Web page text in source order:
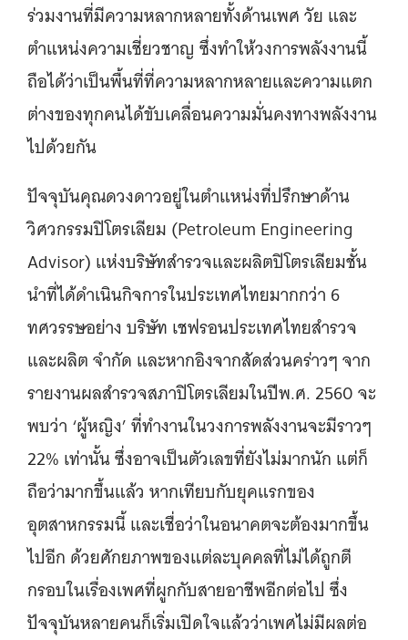
ร่วมงานที่มีความหลากหลายทั้งด้านเพศ วัย และ
ตำแหน่งความเชี่ยวชาญ ซึ่งทำให้วงการพลังงานนี้
ถือได้ว่าเป็นพื้นที่ที่ความหลากหลายและความแตก
ต่างของทุกคนได้ขับเคลื่อนความมั่นคงทางพลังงาน
ไปด้วยกัน
ปัจจุบันคุณดวงดาวอยู่ในตำแหน่งที่ปรึกษาด้าน
วิศวกรรมปิโตรเลียม (Petroleum Engineering
Advisor) แห่งบริษัทสำรวจและผลิตปิโตรเลียมชั้น
นำที่ได้ดำเนินกิจการในประเทศไทยมากกว่า 6
ทศวรรษอย่าง บริษัท เชฟรอนประเทศไทยสำรวจ
และผลิต จำกัด และหากอิงจากสัดส่วนคร่าวๆ จาก
รายงานผลสำรวจสภาปิโตรเลียมในปีพ.ศ. 2560 จะ
พบว่า ‘ผู้หญิง’ ที่ทำงานในวงการพลังงานจะมีราวๆ
22% เท่านั้น ซึ่งอาจเป็นตัวเลขที่ยังไม่มากนัก แต่ก็
ถือว่ามากขึ้นแล้ว หากเทียบกับยุคแรกของ
อุตสาหกรรมนี้ และเชื่อว่าในอนาคตจะต้องมากขึ้น
ไปอีก ด้วยศักยภาพของแต่ละบุคคลที่ไม่ได้ถูกตี
กรอบในเรื่องเพศที่ผูกกับสายอาชีพอีกต่อไป ซึ่ง
ปัจจุบันหลายคนก็เริ่มเปิดใจแล้วว่าเพศไม่มีผลต่อ